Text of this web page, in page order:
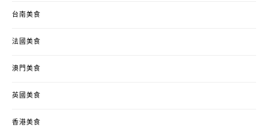
台南美食
法國美食
澳門美食
英國美食
香港美食